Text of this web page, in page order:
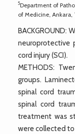
5Department of
of Medicine, Ankara,
BACKGROUND:
neuroprotective
cord injury (SCI).
METHODS:
groups.
spinal cord
spinal cord
treatment was
were collected to